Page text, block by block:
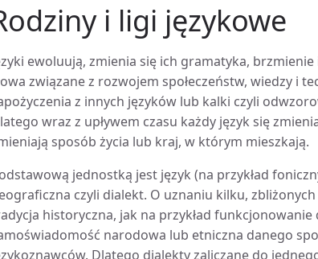
i ligi językowe
ewoluują, zmienia się ich gramatyka,
związane z rozwojem społeczeństw, wiedzy i
z innych języków lub kalki czyli
wraz z upływem czasu każdy język się
sposób życia lub kraj, w którym mieszkają.
jednostką jest język (na przykład
czyli dialekt. O uznaniu kilku,
historyczna, jak na przykład
narodowa lub etniczna danego
Dlatego dialekty zaliczane do